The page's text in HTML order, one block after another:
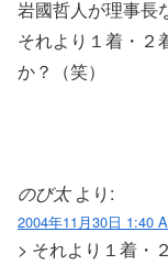
岩國哲人が理事長
それより１着・２
か？（笑）
のび太 より:
2004年11月30日 1:40
> それより１着・